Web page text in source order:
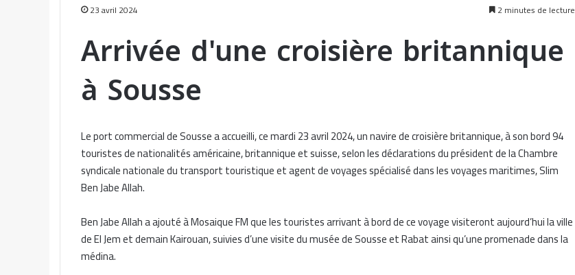
23 avril 2024 2 minutes de lecture
Arrivée d'une croisière britannique
à Sousse
Le port commercial de Sousse a accueilli, ce mardi 23 avril 2024, un navire de croisière britannique, à son bord 94
touristes de nationalités américaine, britannique et suisse, selon les déclarations du président de la Chambre
syndicale nationale du transport touristique et agent de voyages spécialisé dans les voyages maritimes, Slim
Ben Jabe Allah.
Ben Jabe Allah a ajouté à Mosaique FM que les touristes arrivant à bord de ce voyage visiteront aujourd’hui la ville
de El Jem et demain Kairouan, suivies d’une visite du musée de Sousse et Rabat ainsi qu’une promenade dans la
médina.